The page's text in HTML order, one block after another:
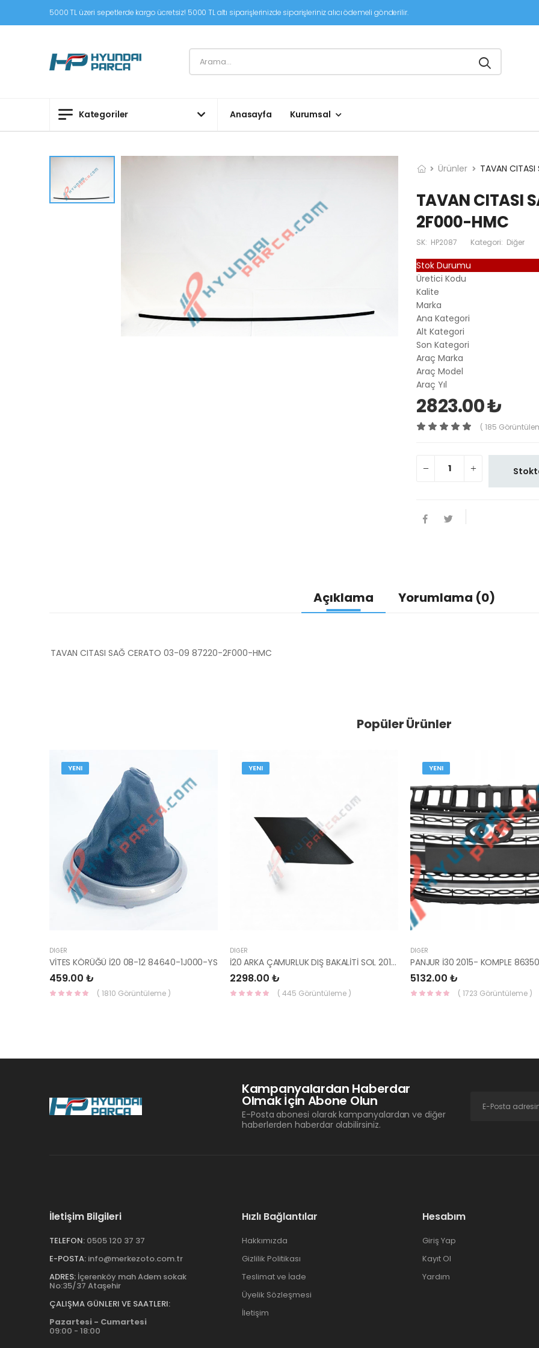
5000 TL üzeri sepetlerde kargo ücretsiz! 5000 TL altı siparişlerinizde siparişleriniz alıcı ödemeli gönderilir.
Kategoriler Anasayfa Kurumsal
Ürünler TAVAN
TAVAN CITASI
2F000-HMC
SK: HP2087 Kategori: Diğer
Stok Durumu
Üretici Kodu
Kalite
Marka
Ana Kategori
Alt Kategori
Son Kategori
Araç Marka
Araç Model
Araç Yıl
2823.00 ₺
( 185
Açıklama Yorumlama (0)
TAVAN CITASI SAĞ CERATO 03-09 87220-2F000-HMC
Popüler Ürünler
YENI
DIĞER
VİTES KÖRÜĞÜ İ20 08-12 84640-1J000-YS
459.00 ₺
( 1810 Görüntüleme )
YENI
DIĞER
İ20 ARKA ÇAMURLUK DIŞ BAKALİTİ SOL 2015- ( PARLAK SİYAH ) 87360-C8000-YS
2298.00 ₺
( 445 Görüntüleme )
YENI
DIĞER
5132.00 ₺
( 1723 Görüntüleme )
Kampanyalardan Haberdar
Olmak İçin Abone Olun
E-Posta abonesi olarak kampanyalardan ve diğer
haberlerden haberdar olabilirsiniz.
İletişim Bilgileri
TELEFON: 0505 120 37 37
E-POSTA: info@merkezoto.com.tr
ADRES: İçerenköy mah Adem sokak
No:35/37 Ataşehir
ÇALIŞMA GÜNLERI VE SAATLERI:
Pazartesi - Cumartesi
09:00 - 18:00
Hızlı Bağlantılar
Hakkımızda
Gizlilik Politikası
Teslimat ve İade
Üyelik Sözleşmesi
İletişim
Hesabım
Giriş Yap
Kayıt Ol
Yardım